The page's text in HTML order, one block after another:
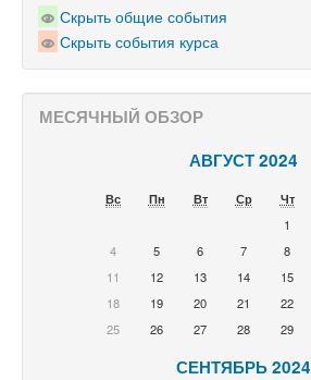
Скрыть общие события
Скрыть события курса
МЕСЯЧНЫЙ ОБЗОР
АВГУСТ 2024
Вс Пн Вт Ср Чт
1
4
5 6 7 8
11
12 13 14 15
18
19 20 21 22
25
26 27 28 29
СЕНТЯБРЬ 2024